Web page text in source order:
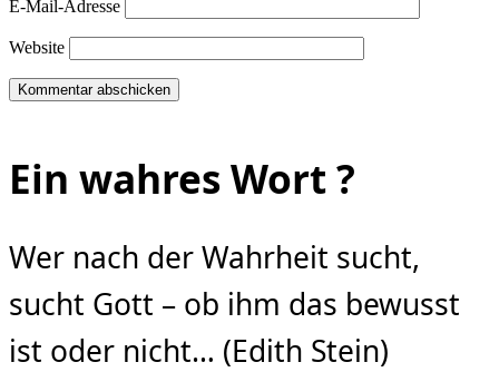
E-Mail-Adresse
Website
Ein wahres Wort ?
Wer nach der Wahrheit sucht,
sucht Gott – ob ihm das bewusst
ist oder nicht… (Edith Stein)